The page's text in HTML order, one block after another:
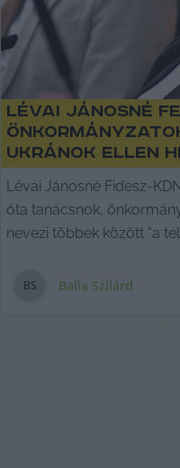
Lévai Jánosné
ukránok ellen
Lévai Jánosné Fidesz-
óta tanácsnok,
nevezi többek között "a
BS Balla Szilárd